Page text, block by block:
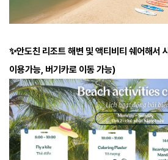
✨안도친 리조트 해변 및 액티비티 쉐어해서
이용가능, 버기카로 이동 가능)